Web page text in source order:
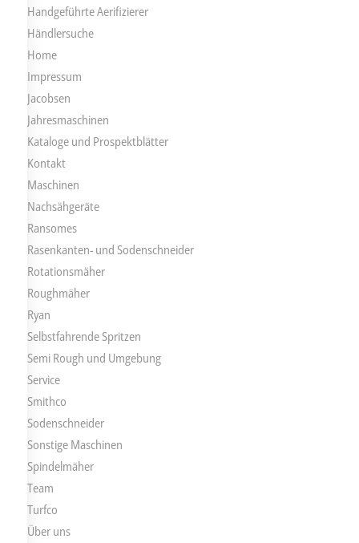
Handgeführte Aerifizierer
Händlersuche
Home
Impressum
Jacobsen
Jahresmaschinen
Kataloge und Prospektblätter
Kontakt
Maschinen
Nachsähgeräte
Ransomes
Rasenkanten- und Sodenschneider
Rotationsmäher
Roughmäher
Ryan
Selbstfahrende Spritzen
Semi Rough und Umgebung
Service
Smithco
Sodenschneider
Sonstige Maschinen
Spindelmäher
Team
Turfco
Über uns